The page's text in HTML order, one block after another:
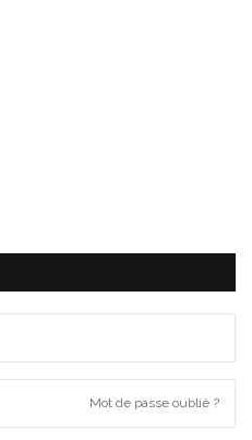
Mot de passe oublié ?